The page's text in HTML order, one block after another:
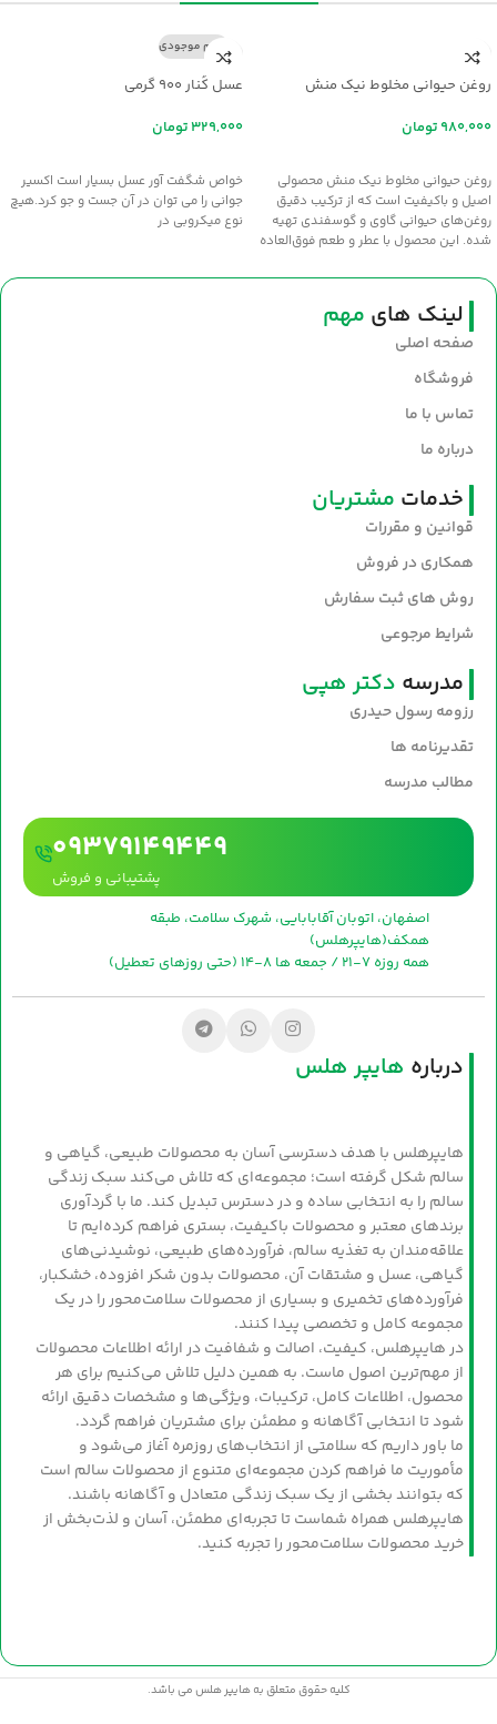
روغن حیوانی مخلوط نیک منش
تومان
روغن حیوانی مخلوط نیک منش محصولی
اصیل و باکیفیت است که از ترکیب دقیق
روغن‌های حیوانی گاوی و گوسفندی تهیه
شده. این محصول با عطر و طعم فوق‌العاده
خوش‌عطر و صبحانه‌های مقوی است. سلامت
و طعم اصیل را با روغن نیک‌منش به
سفره‌های خود بیاورید.
اتمام موجودی
عسل کُنار ۹۰۰ گرمی
تومان
خواص شگفت آور عسل بسيار است اکسير
جواني را مي توان در آن جست و جو کرد.هيچ
نوع ميکروبي در
لینک های مهم
صفحه اصلی
فروشگاه
تماس با ما
درباره ما
خدمات مشتریان
قوانین و مقررات
همکاری در فروش
روش های ثبت سفارش
شرایط مرجوعی
مدرسه دکتر هپی
رزومه رسول حیدری
تقدیرنامه ها
مطالب مدرسه
09379149449
پشتیبانی و فروش
اصفهان، اتوبان آقابابایی، شهرک سلامت، طبقه
همکف(هایپرهلس)
همه روزه 7-21 / جمعه ها 8-14 (حتی روزهای تعطیل)
درباره هایپر هلس
هایپرهلس با هدف دسترسی آسان به محصولات طبیعی، گیاهی و
سالم شکل گرفته است؛ مجموعه‌ای که تلاش می‌کند سبک زندگی
سالم را به انتخابی ساده و در دسترس تبدیل کند. ما با گردآوری
برندهای معتبر و محصولات باکیفیت، بستری فراهم کرده‌ایم تا
علاقه‌مندان به تغذیه سالم، فرآورده‌های طبیعی، نوشیدنی‌های
گیاهی، عسل و مشتقات آن، محصولات بدون شکر افزوده، خشکبار،
فرآورده‌های تخمیری و بسیاری از محصولات سلامت‌محور را در یک
مجموعه کامل و تخصصی پیدا کنند.
در هایپرهلس، کیفیت، اصالت و شفافیت در ارائه اطلاعات محصولات
از مهم‌ترین اصول ماست. به همین دلیل تلاش می‌کنیم برای هر
محصول، اطلاعات کامل، ترکیبات، ویژگی‌ها و مشخصات دقیق ارائه
شود تا انتخابی آگاهانه و مطمئن برای مشتریان فراهم گردد.
ما باور داریم که سلامتی از انتخاب‌های روزمره آغاز می‌شود و
مأموریت ما فراهم کردن مجموعه‌ای متنوع از محصولات سالم است
که بتوانند بخشی از یک سبک زندگی متعادل و آگاهانه باشند.
هایپرهلس همراه شماست تا تجربه‌ای مطمئن، آسان و لذت‌بخش از
خرید محصولات سلامت‌محور را تجربه کنید.
کلیه حقوق متعلق به هایپر هلس می باشد.